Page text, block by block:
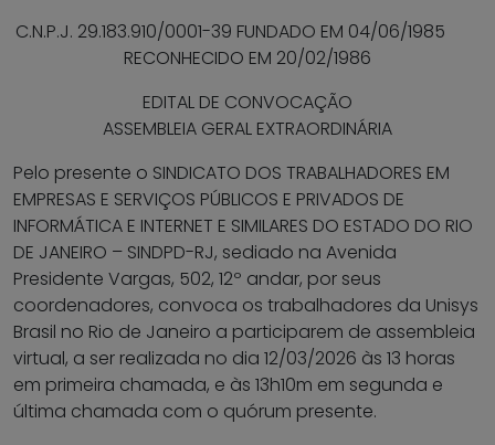
C.N.P.J. 29.183.910/0001-39 FUNDADO EM 04/06/1985
RECONHECIDO EM 20/02/1986
EDITAL DE CONVOCAÇÃO
ASSEMBLEIA GERAL EXTRAORDINÁRIA
Pelo presente o SINDICATO DOS TRABALHADORES EM
EMPRESAS E SERVIÇOS PÚBLICOS E PRIVADOS DE
INFORMÁTICA E INTERNET E SIMILARES DO ESTADO DO RIO
DE JANEIRO – SINDPD-RJ, sediado na Avenida
Presidente Vargas, 502, 12º andar, por seus
coordenadores, convoca os trabalhadores da Unisys
Brasil no Rio de Janeiro a participarem de assembleia
virtual, a ser realizada no dia 12/03/2026 às 13 horas
em primeira chamada, e às 13h10m em segunda e
última chamada com o quórum presente.